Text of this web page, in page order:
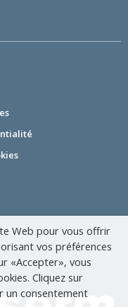
Web pour vous offrir
vos préférences
«Accepter», vous
Cliquez sur
un consentement